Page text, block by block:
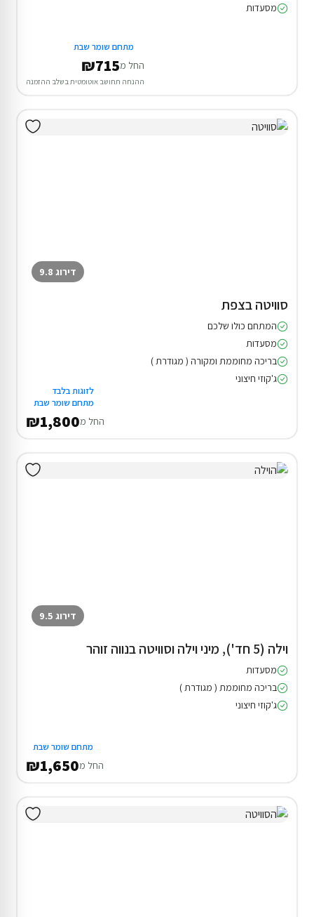
מסעדות
מתחם שומר שבת
החל מ₪715
ההנחה תחושב אוטומטית בשלב ההזמנה
דירוג 9.8
סוויטה בצפת
המתחם כולו שלכם
מסעדות
בריכה מחוממת ומקורה ( מגודרת )
ג'קוזי חיצוני
לזוגות בלבד
מתחם שומר שבת
החל מ₪1,800
דירוג 9.5
וילה (5 חד'), מיני וילה וסוויטה בנווה זוהר
מסעדות
בריכה מחוממת ( מגודרת )
ג'קוזי חיצוני
מתחם שומר שבת
החל מ₪1,650